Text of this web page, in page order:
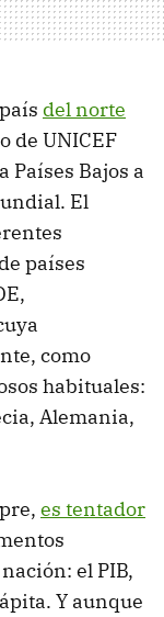
del norte
de UNICEF
Países Bajos a
El
países
como
habituales:
Alemania,
es tentador
el PIB,
Y aunque